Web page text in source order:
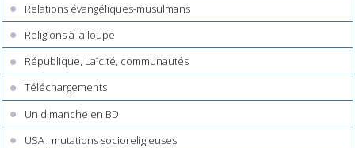
Relations évangéliques-musulmans
Religions à la loupe
République, Laïcité, communautés
Téléchargements
Un dimanche en BD
USA : mutations socioreligieuses